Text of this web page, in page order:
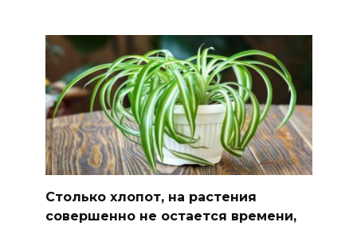
Столько хлопот, на растения
совершенно не остается времени,